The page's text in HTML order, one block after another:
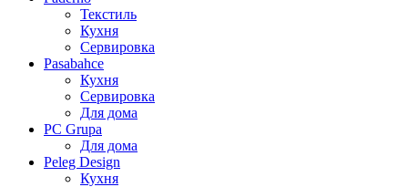
Текстиль
Кухня
Сервировка
Pasabahce
Кухня
Сервировка
Для дома
PC Grupa
Для дома
Peleg Design
Кухня